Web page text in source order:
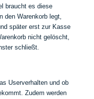
braucht es diese
den Warenkorb legt,
später erst zur Kasse
nicht gelöscht,
schließt.
Userverhalten und ob
Zudem werden